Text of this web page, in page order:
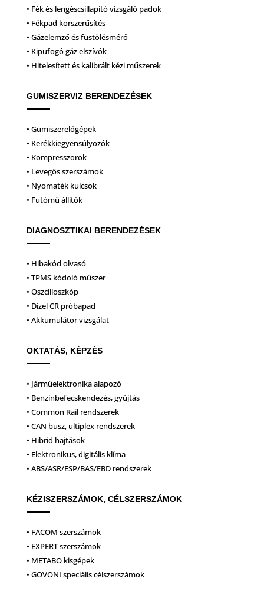
• Fék és lengéscsillapító vizsgáló padok
• Fékpad korszerűsítés
• Gázelemző és füstölésmérő
• Kipufogó gáz elszívók
• Hitelesített és kalibrált kézi műszerek
GUMISZERVIZ BERENDEZÉSEK
• Gumiszerelőgépek
• Kerékkiegyensúlyozók
• Kompresszorok
• Levegős szerszámok
• Nyomaték kulcsok
• Futómű állítók
DIAGNOSZTIKAI BERENDEZÉSEK
• Hibakód olvasó
• TPMS kódoló műszer
• Oszcilloszkóp
• Dízel CR próbapad
• Akkumulátor vizsgálat
OKTATÁS, KÉPZÉS
• Járműelektronika alapozó
• Benzinbefecskendezés, gyújtás
• Common Rail rendszerek
• CAN busz, ultiplex rendszerek
• Hibrid hajtások
• Elektronikus, digitális klíma
• ABS/ASR/ESP/BAS/EBD rendszerek
KÉZISZERSZÁMOK, CÉLSZERSZÁMOK
• FACOM szerszámok
• EXPERT szerszámok
• METABO kisgépek
• GOVONI speciális célszerszámok